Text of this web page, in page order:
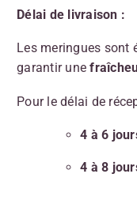
Délai de livraison :
Les meringues sont
garantir une
Pour le délai de
4 à 6
4 à 8